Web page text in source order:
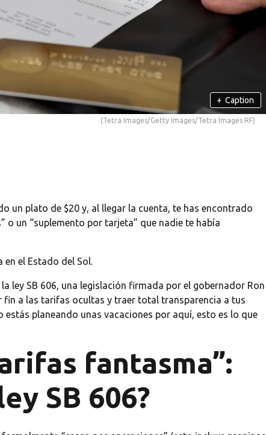
+ Caption
(Tetra Images/Getty Images/Tetra Images RF)
un plato de $20 y, al llegar la cuenta, te has encontrado
o un “suplemento por tarjeta” que nadie te había
el Estado del Sol.
ley SB 606, una legislación firmada por el gobernador Ron
fin a las tarifas ocultas y traer total transparencia a tus
estás planeando unas vacaciones por aquí, esto es lo que
fantasma”:
SB 606?